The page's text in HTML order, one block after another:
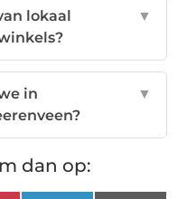
lokaal
▼
in
▼
dan op: